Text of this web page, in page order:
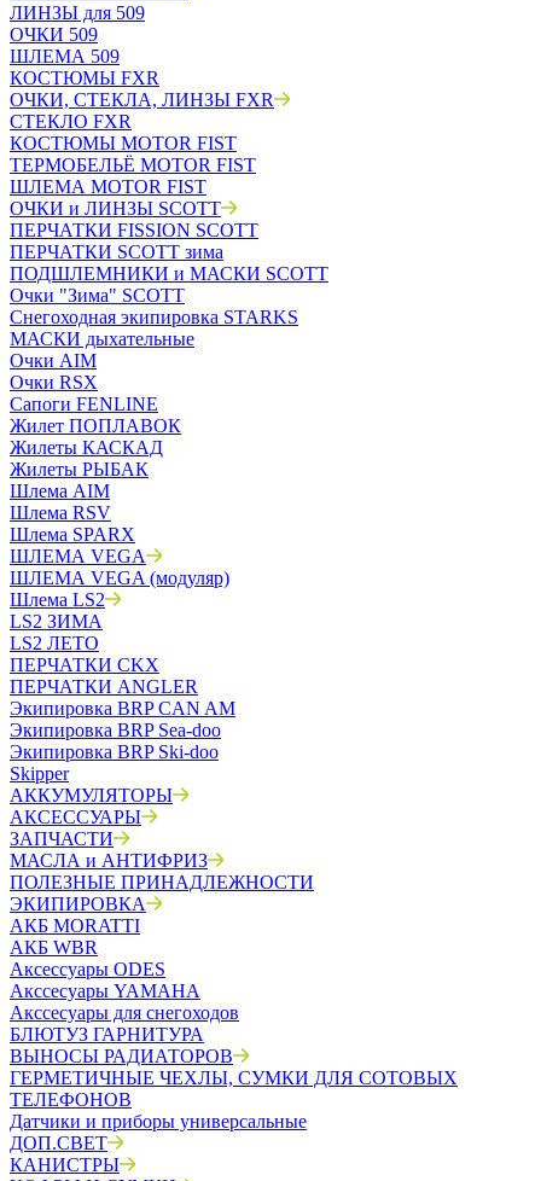
ЛИНЗЫ для 509
ОЧКИ 509
ШЛЕМА 509
КОСТЮМЫ FXR
ОЧКИ, СТЕКЛА, ЛИНЗЫ FXR
СТЕКЛО FXR
КОСТЮМЫ MOTOR FIST
ТЕРМОБЕЛЬЁ MOTOR FIST
ШЛЕМА MOTOR FIST
ОЧКИ и ЛИНЗЫ SCOTT
ПЕРЧАТКИ FISSION SCOTT
ПЕРЧАТКИ SCOTT зима
ПОДШЛЕМНИКИ и МАСКИ SCOTT
Очки "Зима" SCOTT
Снегоходная экипировка STARKS
МАСКИ дыхательные
Очки AIM
Очки RSX
Сапоги FENLINE
Жилет ПОПЛАВОК
Жилеты КАСКАД
Жилеты РЫБАК
Шлема AIM
Шлема RSV
Шлема SPARX
ШЛЕМА VEGA
ШЛЕМА VEGA (модуляр)
Шлема LS2
LS2 ЗИМА
LS2 ЛЕТО
ПЕРЧАТКИ CKX
ПЕРЧАТКИ ANGLER
Экипировка BRP CAN AM
Экипировка BRP Sea-doo
Экипировка BRP Ski-doo
Skipper
АККУМУЛЯТОРЫ
АКСЕССУАРЫ
ЗАПЧАСТИ
МАСЛА и АНТИФРИЗ
ПОЛЕЗНЫЕ ПРИНАДЛЕЖНОСТИ
ЭКИПИРОВКА
АКБ MORATTI
АКБ WBR
Аксессуары ODES
Акссесуары YAMAHA
Акссесуары для снегоходов
БЛЮТУЗ ГАРНИТУРА
ВЫНОСЫ РАДИАТОРОВ
ГЕРМЕТИЧНЫЕ ЧЕХЛЫ, СУМКИ ДЛЯ СОТОВЫХ
ТЕЛЕФОНОВ
Датчики и приборы универсальные
ДОП.СВЕТ
КАНИСТРЫ